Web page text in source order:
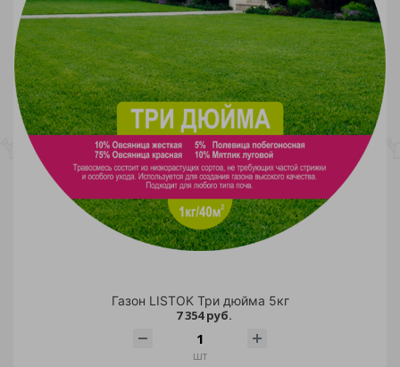
Газон LISTOK Три дюйма 5кг
7 354 руб.
шт